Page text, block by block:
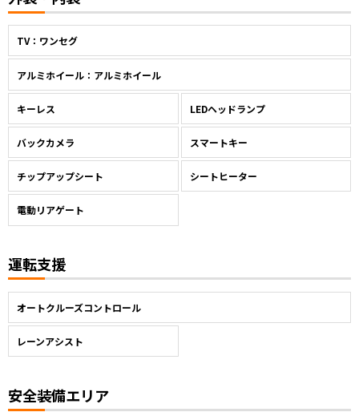
TV：ワンセグ
アルミホイール：アルミホイール
キーレス LEDヘッドランプ
バックカメラ スマートキー
チップアップシート シートヒーター
電動リアゲート
運転支援
オートクルーズコントロール
レーンアシスト
安全装備エリア